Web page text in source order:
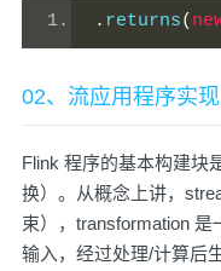
. returns(
02、流应用程序实现
Flink 程序的基本构建块
换）。从概念上讲，
束），transformation
输入，经过处理/计算后